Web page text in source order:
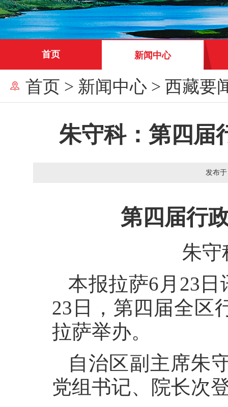
首页 新闻中心
首页 > 新闻中心 > 西藏要
朱守科：第四届
发布
第四届行
朱守
本报拉萨6月23
23日，第四届全区
拉萨举办。
自治区副主席朱
党组书记、院长次